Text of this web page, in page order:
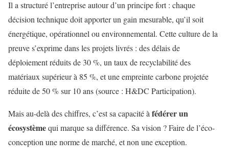
Il a structuré l’entreprise autour d’un principe fort : chaque
décision technique doit apporter un gain mesurable, qu’il soit
énergétique, opérationnel ou environnemental. Cette culture de la
preuve s’exprime dans les projets livrés : des délais de
déploiement réduits de 30 %, un taux de recyclabilité des
matériaux supérieur à 85 %, et une empreinte carbone projetée
réduite de 50 % sur 10 ans (source : H&DC Participation).
Mais au-delà des chiffres, c’est sa capacité à fédérer un
écosystèmequi marque sa différence. Sa vision ? Faire de l’éco-
conception unenorme de marché, et non une exception.